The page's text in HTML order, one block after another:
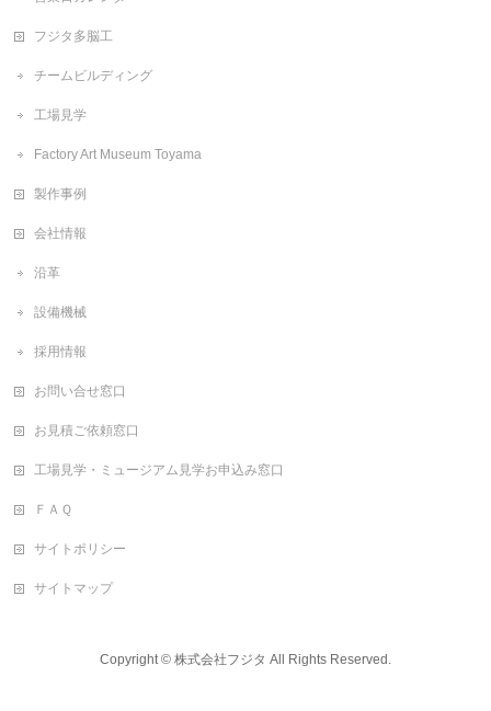
フジタ多脳工
チームビルディング
工場見学
Factory Art Museum Toyama
製作事例
会社情報
沿革
設備機械
採用情報
お問い合せ窓口
お見積ご依頼窓口
工場見学・ミュージアム見学お申込み窓口
ＦＡＱ
サイトポリシー
サイトマップ
Copyright © 株式会社フジタ All Rights Reserved.